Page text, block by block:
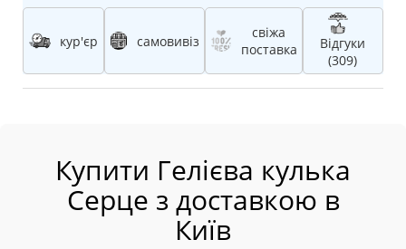
кур'єр самовивіз
свіжа
поставка
Відгуки
(309)
Купити Гелієва кулька
Серце з доставкою в
Київ